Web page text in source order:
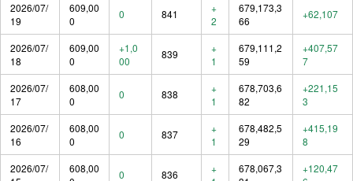
2026/07/
19
609,00
0
0 841
+
2
679,173,3
66
+62,107
2026/07/
18
609,00
0
+1,0
00
839
+
1
679,111,2
59
+407,57
7
2026/07/
17
608,00
0
0 838
+
1
678,703,6
82
+221,15
3
2026/07/
16
608,00
0
0 837
+
1
678,482,5
29
+415,19
8
2026/07/
608,00
0 836
+
678,067,3
+120,47